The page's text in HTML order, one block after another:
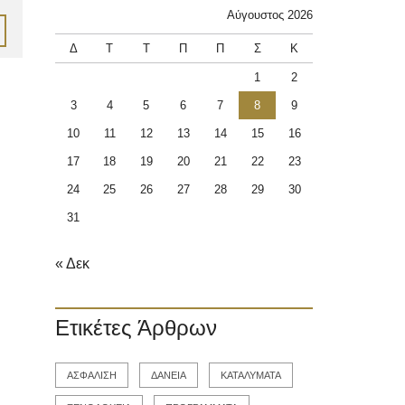
Αύγουστος 2026
Δ Τ Τ Π Π Σ Κ
1 2
3 4 5 6 7 8 9
10 11 12 13 14 15 16
17 18 19 20 21 22 23
24 25 26 27 28 29 30
31
« Δεκ
Ετικέτες Άρθρων
ΑΣΦΑΛΙΣΗ ΔΑΝΕΙΑ ΚΑΤΑΛΥΜΑΤΑ